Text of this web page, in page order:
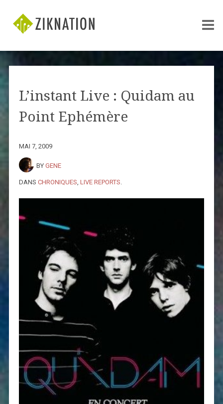
L’instant Live : Quidam au
Point Ephémère
MAI 7, 2009
BY GENE
DANS CHRONIQUES LIVE REPORTS